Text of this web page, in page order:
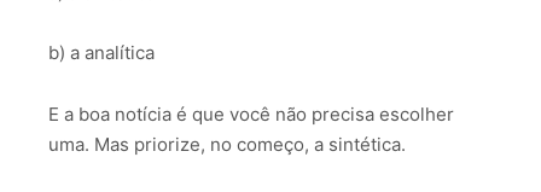
b) a analítica
E a boa notícia é que você não precisa escolher
uma. Mas priorize, no começo, a sintética.